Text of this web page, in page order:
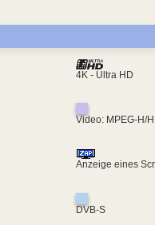
4K - Ultra HD
Video: MPEG-H/
Anzeige eines
DVB-S